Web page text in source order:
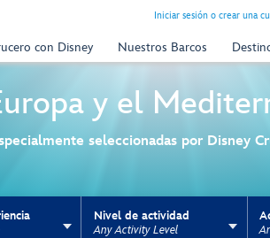
Iniciar sesión o crear una
con Disney Nuestros Barcos
y el
seleccionadas por Disney
Nivel de actividad
Any Activity Level